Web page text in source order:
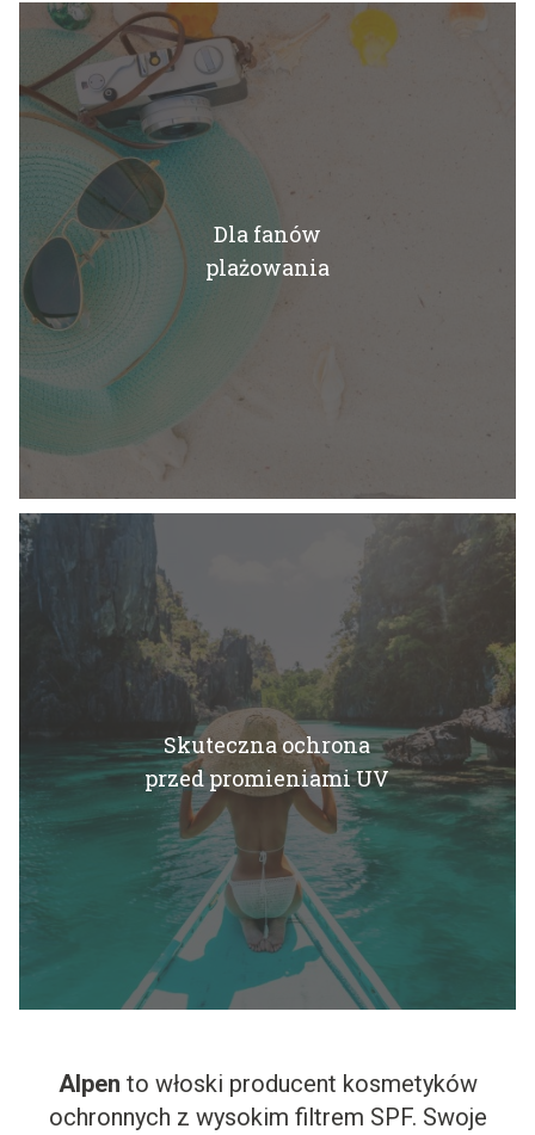
Dla fanów
plażowania
Skuteczna ochrona
przed promieniami UV
Alpen to włoski producent kosmetyków
ochronnych z wysokim filtrem SPF. Swoje